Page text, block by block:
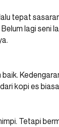
tepat
lagi seni
kopi es
Tetapi